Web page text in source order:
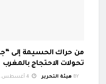
من حراك الحسيمة إلى
تحولات الاحتجاج بالمغرب
BY هيئة التحرير